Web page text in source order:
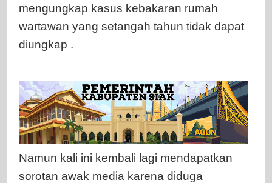
“Pengancaman”
mengungkap kasus kebakaran rumah
wartawan yang setangah tahun tidak dapat
diungkap .
Namun kali ini kembali lagi mendapatkan
sorotan awak media karena diduga